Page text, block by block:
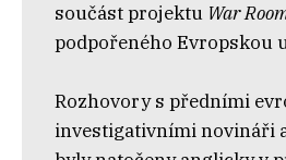
součást projektu War
podpořeného Evropskou
Rozhovory s předními
investigativními novináři